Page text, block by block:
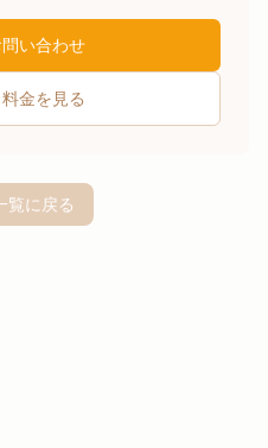
い合わせ
金を見る
覧に戻る